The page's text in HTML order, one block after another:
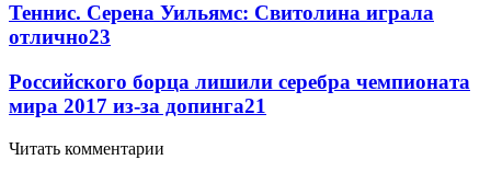
Теннис. Серена Уильямс: Свитолина играла
отлично23
Российского борца лишили серебра чемпионата
мира 2017 из-за допинга21
Читать комментарии